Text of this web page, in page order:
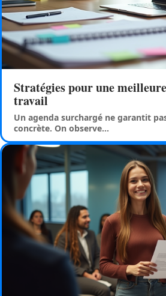
Stratégies pour une
travail
Un agenda surchargé ne garantit
concrète. On observe…